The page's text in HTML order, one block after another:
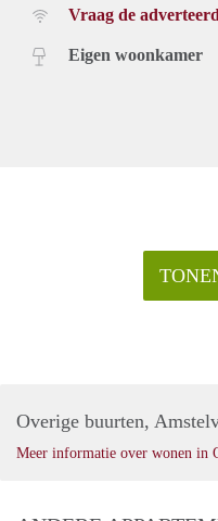
Vraag de
Eigen woonkamer
Overige buurten,
Meer informatie over wonen in